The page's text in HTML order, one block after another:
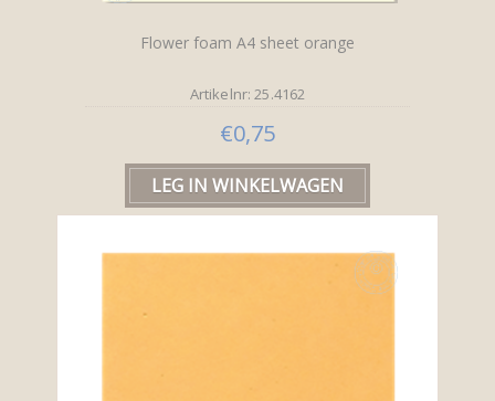
Flower foam A4 sheet orange
Artikelnr: 25.4162
€0,75